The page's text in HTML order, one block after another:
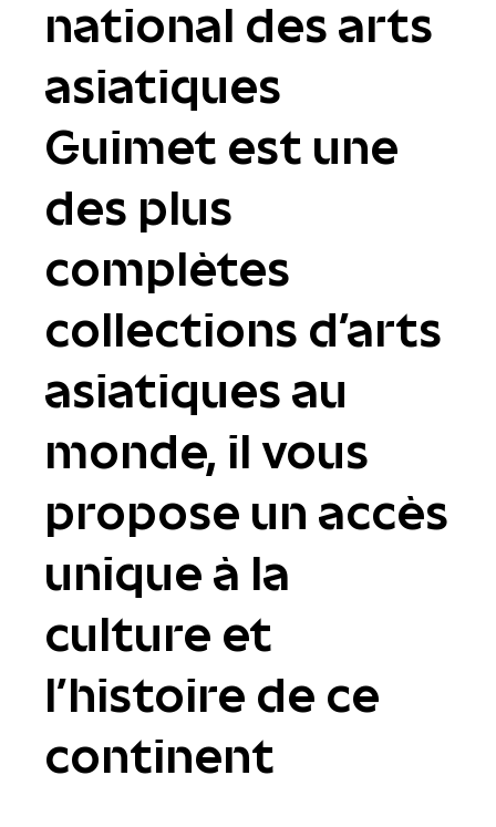
national des arts
asiatiques
Guimet est une
des plus
complètes
collections d'arts
asiatiques au
monde, il vous
propose un accès
unique à la
culture et
l’histoire de ce
continent